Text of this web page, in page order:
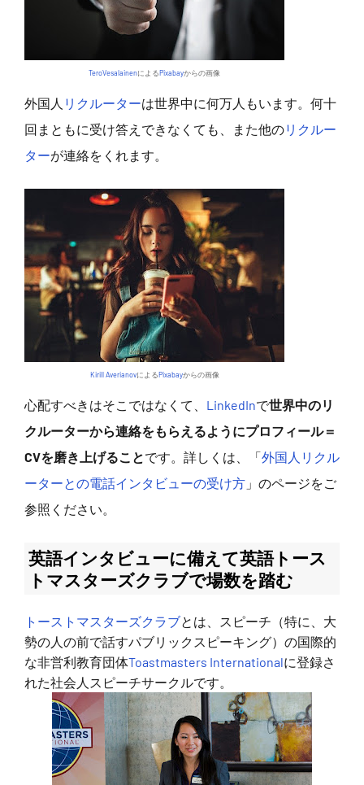
TeroVesalainenによるPixabayからの画像
外国人 リクルーターは世界中に何万人もいます。何十
回まともに受け答えできなくても、また他のリクルー
ターが連絡をくれます。
Kirill AverianovによるPixabayからの画像
心配すべきはそこではなくて、 LinkedInで世界中のリ
クルーターから連絡をもらえるようにプロフィール＝
CVを磨き上げることです。詳しくは、「外国人リクル
ーターとの電話インタビューの受け方 」のページをご
参照ください。
英語インタビューに備えて英語トース
トマスターズクラブで場数を踏む
トーストマスターズクラブとは、スピーチ（特に、大
勢の人の前で話すパブリックスピーキング）の国際的
な非営利教育団体Toastmasters Internationalに登録さ
れた社会人スピーチサークルです。